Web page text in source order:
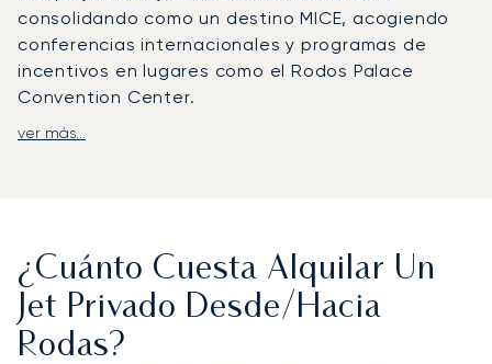
consolidando como un destino MICE, acogiendo
conferencias internacionales y programas de
incentivos en lugares como el Rodos Palace
Convention Center.
LunaJets organiza vuelos privados al Aeropuerto
discreto, itinerarios a medida y traslados privados
a complejos de élite como el Elysium, a villas
frente al mar o a yates en el puerto de Mandraki.
También podemos organizar traslados en
ver más...
¿Cuánto Cuesta Alquilar Un
Jet Privado Desde/hacia
Rodas?